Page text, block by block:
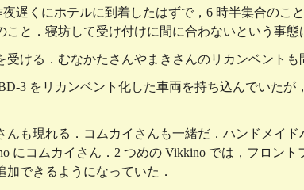
遅くにホテルに到着したはずで，6 時半集合のこ
と．寝坊して受け付けに間に合わないという事態
ける．むなかたさんやまきさんのリカンベントも
3 をリカンベント化した車両を持ち込んでいた
んも現れる．コムカイさんも一緒だ．ハンドメイ
にコムカイさん．2 つめの Vikkino では，フロン
できるようになっていた．